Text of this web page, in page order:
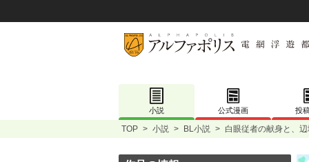
小説 公式漫画 投
TOP > 小説 > BL小説 > 白眼従者の献身と、